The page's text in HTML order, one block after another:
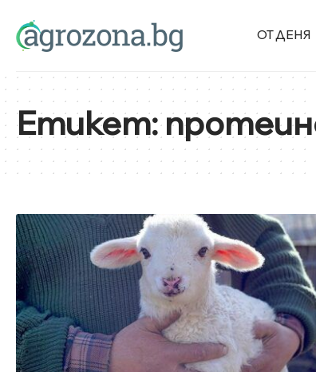
ОТ ДЕНЯ
Етикет: